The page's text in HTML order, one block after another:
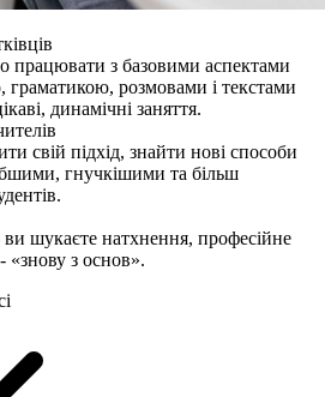
працювати з базовими аспектами
розмовами і текстами
динамічні заняття.
свій підхід, знайти нові способи
гнучкішими та більш
шукаєте натхнення, професійне
«знову з основ».